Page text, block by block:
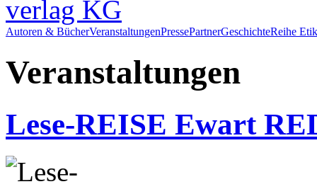
Autoren & BücherVeranstaltungenPressePartnerGeschichteReihe
Veranstaltungen
Lese-REISE Ewart